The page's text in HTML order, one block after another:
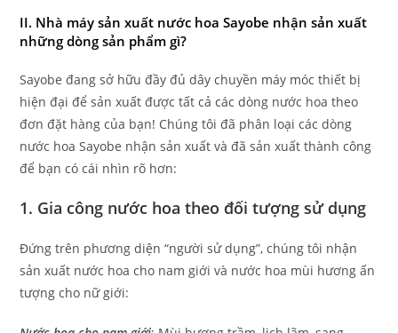
II. Nhà máy sản xuất nước hoa Sayobe nhận sản xuất
những dòng sản phẩm gì?
Sayobe đang sở hữu đầy đủ dây chuyền máy móc thiết bị
hiện đại để sản xuất được tất cả các dòng nước hoa theo
đơn đặt hàng của bạn! Chúng tôi đã phân loại các dòng
nước hoa Sayobe nhận sản xuất và đã sản xuất thành công
để bạn có cái nhìn rõ hơn:
1. Gia công nước hoa theo đối tượng sử dụng
Đứng trên phương diện “người sử dụng”, chúng tôi nhận
sản xuất nước hoa cho nam giới và nước hoa mùi hương ấn
tượng cho nữ giới: